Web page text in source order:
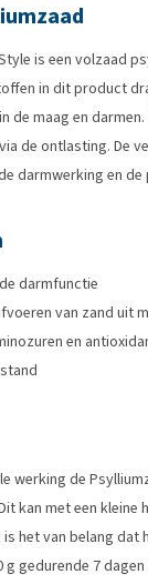
is een volzaad
in dit product
de maag en
de ontlasting. De
darmwerking en de
darmfunctie
van zand uit
en
werking de
kan met een kleine
het van belang dat
g gedurende 7